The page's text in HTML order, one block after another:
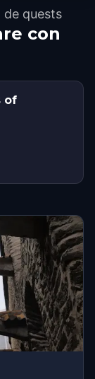
de quests
con
of